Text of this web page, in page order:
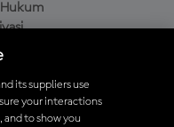
MotoGP™
its suppliers use
your interactions
and to show you